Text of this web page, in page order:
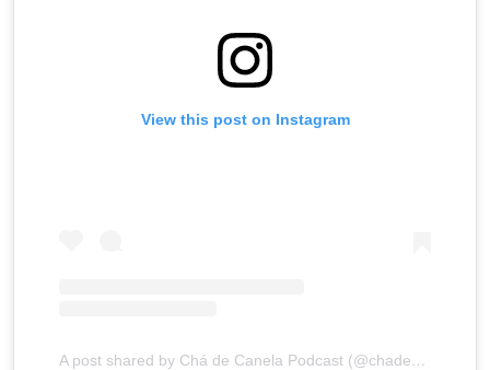
View this post on Instagram
A post shared by Chá de Canela Podcast (@chadecanelapodcast)